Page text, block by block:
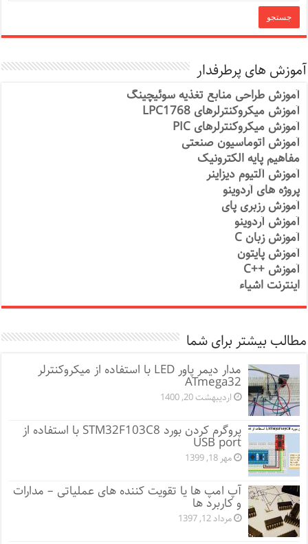
آموزش های پرطرفدار
آموزش طراحی منابع تغذیه سوئیچینگ
آموزش میکروکنترلرهای LPC1768
آموزش میکروکنترلرهای PIC
آموزش اتوماسیون صنعتی
مفاهیم پایه الکترونیک
آموزش آلتیوم دیزاینر
پروژه های آردوینو
آموزش رزبری پای
آموزش آردوینو
آموزش زبان C
آموزش پایتون
آموزش ++C
اینترنت اشیاء
مطالب بیشتر برای شما
مدار دیمر پاور LED با استفاده از میکروکنترلر
ATmega32
اردیبهشت 20, 1400
پروگرم کردن بورد STM32F103C8 با استفاده از
USB port
مهر 18, 1399
آپ امپ ها یا تقویت کننده های عملیاتی – مدارات
و کاربرد ها
مرداد 12, 1397